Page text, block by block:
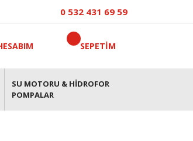
0 532 431 69 59
SEPETİM
SU MOTORU & HİDROFOR
POMPALAR